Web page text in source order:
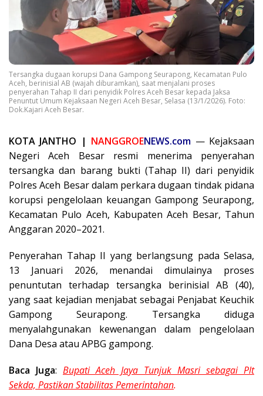
Tersangka dugaan korupsi Dana Gampong Seurapong, Kecamatan Pulo
Aceh, berinisial AB (wajah diburamkan), saat menjalani proses
penyerahan Tahap II dari penyidik Polres Aceh Besar kepada Jaksa
Penuntut Umum Kejaksaan Negeri Aceh Besar, Selasa (13/1/2026). Foto:
Dok.Kajari Aceh Besar.
KOTA JANTHO | NANGGROENEWS.com — Kejaksaan
Negeri Aceh Besar resmi menerima penyerahan
tersangka dan barang bukti (Tahap II) dari penyidik
Polres Aceh Besar dalam perkara dugaan tindak pidana
korupsi pengelolaan keuangan Gampong Seurapong,
Kecamatan Pulo Aceh, Kabupaten Aceh Besar, Tahun
Anggaran 2020–2021.
Penyerahan Tahap II yang berlangsung pada Selasa,
13 Januari 2026, menandai dimulainya proses
penuntutan terhadap tersangka berinisial AB (40),
yang saat kejadian menjabat sebagai Penjabat Keuchik
Gampong Seurapong. Tersangka diduga
menyalahgunakan kewenangan dalam pengelolaan
Dana Desa atau APBG gampong.
Baca Juga: Bupati Aceh Jaya Tunjuk Masri sebagai Plt
Sekda, Pastikan Stabilitas Pemerintahan.